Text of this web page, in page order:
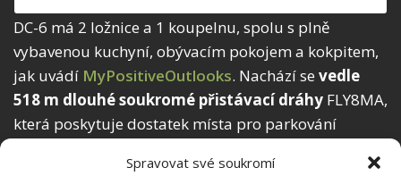
Spravovat své soukromí
DC-6 má 2 ložnice a 1 koupelnu, spolu s plně
vybavenou kuchyní, obývacím pokojem a kokpitem,
jak uvádí MyPositiveOutlooks. Nachází se vedle
518 m dlouhé soukromé přistávací dráhy FLY8MA,
která poskytuje dostatek místa pro parkování